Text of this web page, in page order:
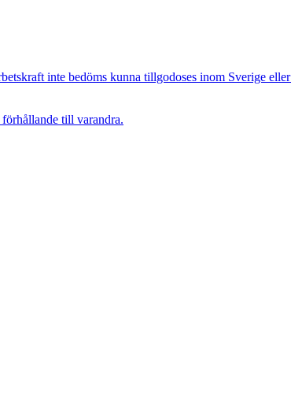
inte bedöms kunna tillgodoses inom Sverige
till varandra.